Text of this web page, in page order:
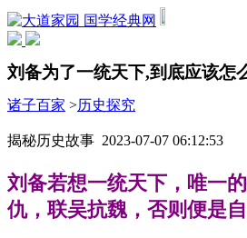
国学经典网
刘备为了一统天下,到底应该怎
诸子百家 >历史探究
揭秘历史故事 2023-07-07 06:12:53
刘备若想一统天下，唯一
仇，联吴抗魏，否则便是自